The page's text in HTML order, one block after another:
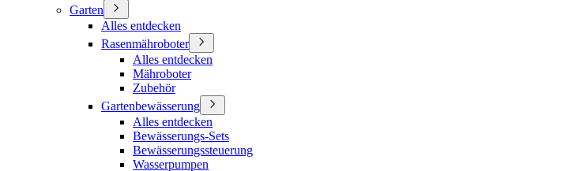
Garten
Alles entdecken
Rasenmähroboter
Alles entdecken
Mähroboter
Zubehör
Gartenbewässerung
Alles entdecken
Bewässerungs-Sets
Bewässerungssteuerung
Wasserpumpen